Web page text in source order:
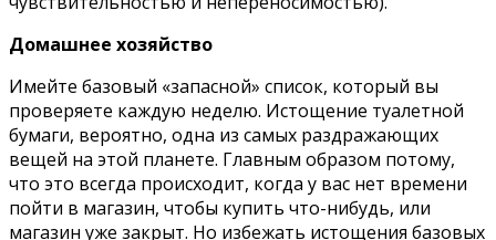
Домашнее хозяйство
Имейте базовый «запасной» список, который вы
проверяете каждую неделю. Истощение туалетной
бумаги, вероятно, одна из самых раздражающих
вещей на этой планете. Главным образом потому,
что это всегда происходит, когда у вас нет времени
пойти в магазин, чтобы купить что-нибудь, или
магазин уже закрыт. Но избежать истощения базовых